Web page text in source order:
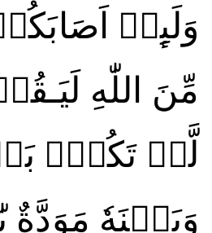
وَلَٮِٕنۡ
مِّنَ اللّٰهِ
لَّمۡ تَكُنۡۢ
وَبَيۡنَهٗ